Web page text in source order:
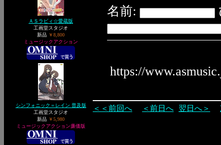
ＡＳラビィ☆愛蔵版
工画堂スタジオ
新品 ￥8,800
ミュージックアクション
シンフォニック＝レイン 普及版
工画堂スタジオ
新品 ￥5,980
ミュージックアクション廉価版
名前:
https://
＜＜前回へ ＜前日へ 翌日へ＞